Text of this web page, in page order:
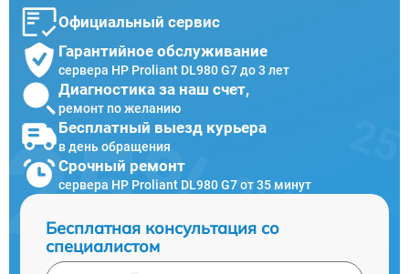
Официальный сервис
Гарантийное обслуживание
сервера HP Proliant DL980 G7 до 3 лет
Диагностика за наш счет,
ремонт по желанию
Бесплатный выезд курьера
в день обращения
Срочный ремонт
сервера HP Proliant DL980 G7 от 35 минут
Бесплатная консультация со
специалистом